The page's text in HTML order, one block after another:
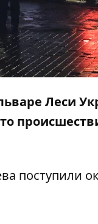
Леси
поступили